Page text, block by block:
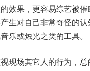
效果，更容易综艺被
生对自己非常奇怪的
乐或烛光之类的工具。
现场其它人的行为，